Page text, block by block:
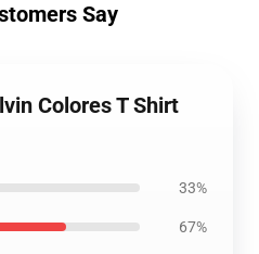
Say
Colores T Shirt
33%
67%